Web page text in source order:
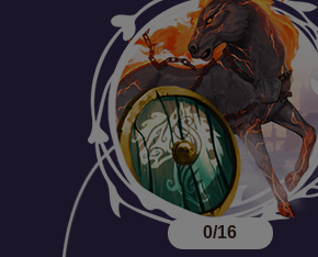
0/16